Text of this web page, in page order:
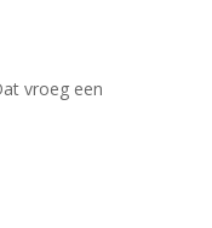
vroeg een